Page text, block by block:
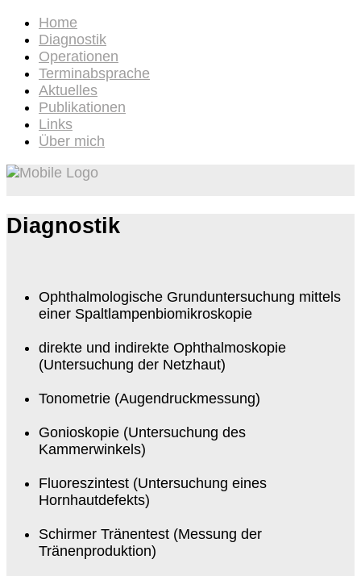
Home
Diagnostik
Operationen
Terminabsprache
Aktuelles
Publikationen
Links
Über mich
Diagnostik
Ophthalmologische Grunduntersuchung mittels
einer Spaltlampenbiomikroskopie
direkte und indirekte Ophthalmoskopie
(Untersuchung der Netzhaut)
Tonometrie (Augendruckmessung)
Gonioskopie (Untersuchung des
Kammerwinkels)
Fluoreszintest (Untersuchung eines
Hornhautdefekts)
Schirmer Tränentest (Messung der
Tränenproduktion)